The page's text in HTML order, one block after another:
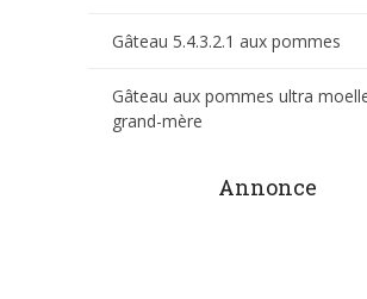
Gâteau 5.4.3.2.1 aux pommes
Gâteau aux pommes ultra
grand-mère
Annonce